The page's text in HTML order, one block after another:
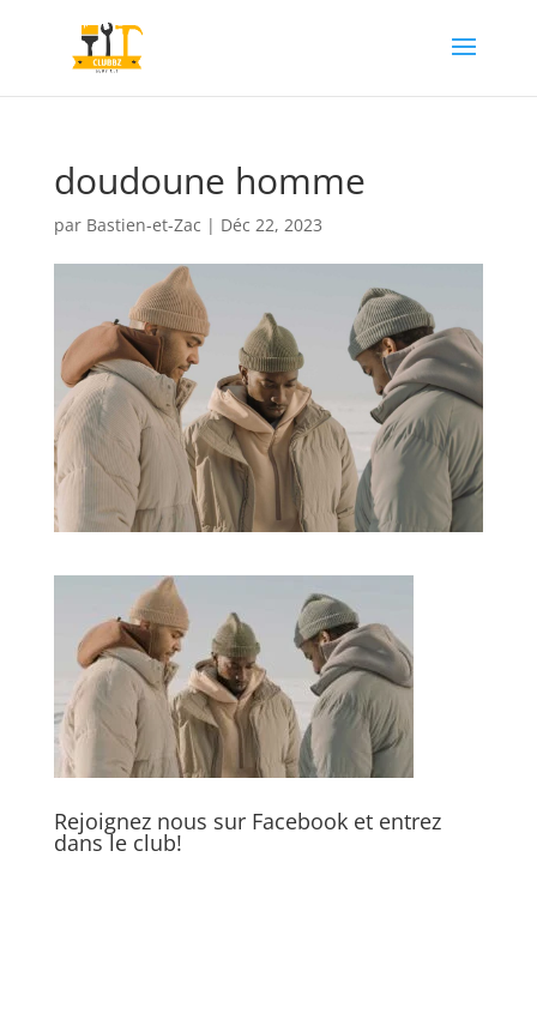
doudoune homme
par Bastien-et-Zac | Déc 22, 2023
Rejoignez nous sur Facebook et entrez
dans le club!